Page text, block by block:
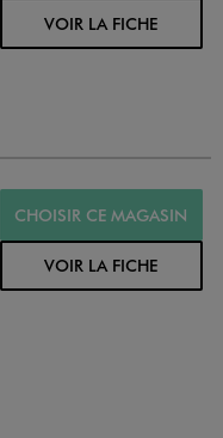
VOIR LA FICHE
CHOISIR CE MAGASIN
VOIR LA FICHE